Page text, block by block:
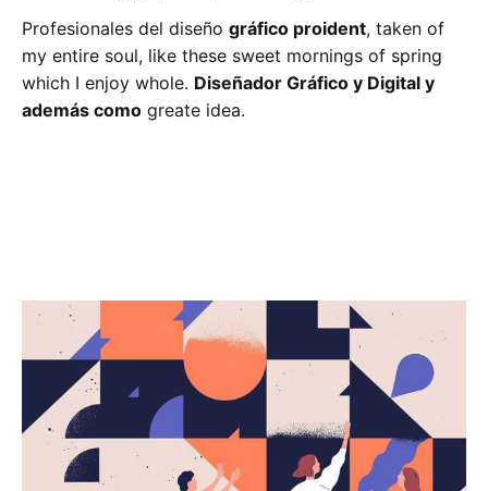
Profesionales del diseño gráfico proident, taken of
my entire soul, like these sweet mornings of spring
which I enjoy whole. Diseñador Gráfico y Digital y
además como greate idea.